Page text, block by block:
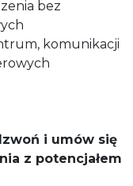
bez
komunikacji
i umów się
z potencjałem